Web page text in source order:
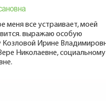
меня все устраивает, моей
выражаю особую
Козловой Ирине
Николаевне, социальному